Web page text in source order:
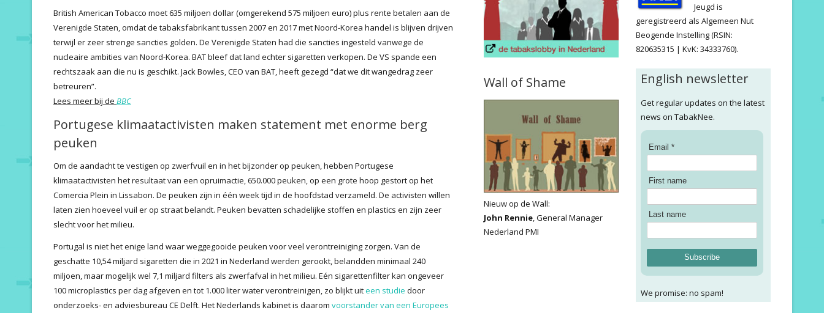
British American Tobacco moet 635 miljoen dollar (omgerekend 575 miljoen euro) plus rente betalen aan de
Verenigde Staten, omdat de tabaksfabrikant tussen 2007 en 2017 met Noord-Korea handel is blijven drijven
terwijl er zeer strenge sancties golden. De Verenigde Staten had die sancties ingesteld vanwege de
nucleaire ambities van Noord-Korea. BAT bleef dat land echter sigaretten verkopen. De VS spande een
rechtszaak aan die nu is geschikt. Jack Bowles, CEO van BAT, heeft gezegd “dat we dit wangedrag zeer
betreuren”.
Lees meer bij de BBC
Portugese klimaatactivisten maken statement met enorme berg
peuken
Om de aandacht te vestigen op zwerfvuil en in het bijzonder op peuken, hebben Portugese
klimaatactivisten het resultaat van een opruimactie, 650.000 peuken, op een grote hoop gestort op het
Comercia Plein in Lissabon. De peuken zijn in één week tijd in de hoofdstad verzameld. De activisten willen
laten zien hoeveel vuil er op straat belandt. Peuken bevatten schadelijke stoffen en plastics en zijn zeer
slecht voor het milieu.
Portugal is niet het enige land waar weggegooide peuken voor veel verontreiniging zorgen. Van de
geschatte 10,54 miljard sigaretten die in 2021 in Nederland werden gerookt, belandden minimaal 240
miljoen, maar mogelijk wel 7,1 miljard filters als zwerfafval in het milieu. Eén sigarettenfilter kan ongeveer
100 microplastics per dag afgeven en tot 1.000 liter water verontreinigen, zo blijkt uiteen studie door
onderzoeks- en adviesbureau CE Delft. Het Nederlands kabinet is daarom voorstander van een Europees
Wall of Shame
Nieuw op de Wall:
John Rennie, General Manager
Nederland PMI
Jeugd is
geregistreerd als Algemeen Nut
Beogende Instelling (RSIN:
820635315 | KvK: 34333760).
English newsletter
Get regular updates on the latest
news on TabakNee.
Email *
First name
Last name
Subscribe
We promise: no spam!